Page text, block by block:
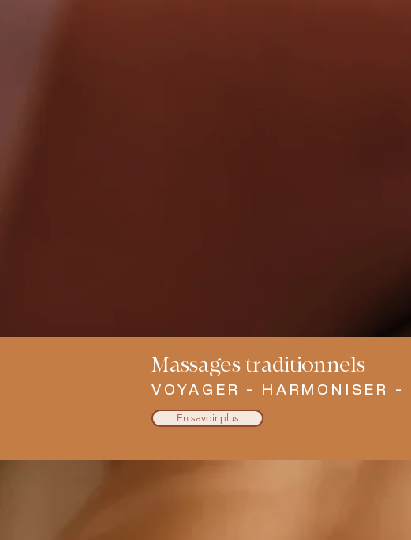
Massages traditionnels
VOYAGER - HARMONISER -
En savoir plus